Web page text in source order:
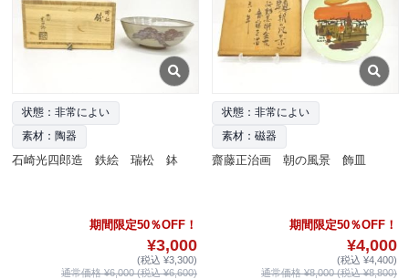
状態：非常によい
素材：陶器
石崎光四郎造 鉄絵 瑞松 鉢
期間限定50％OFF！
¥3,000
(税込 ¥3,300)
通常価格 ¥6,000 (税込 ¥6,600)
状態：非常によい
素材：磁器
齋藤正治画 朝の風景 飾皿
期間限定50％OFF！
¥4,000
(税込 ¥4,400)
通常価格 ¥8,000 (税込 ¥8,800)